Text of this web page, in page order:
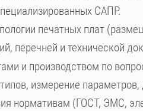
САПР.
печатных плат
перечней и технической
и производством по
измерение
нормативам (ГОСТ, ЭМС,